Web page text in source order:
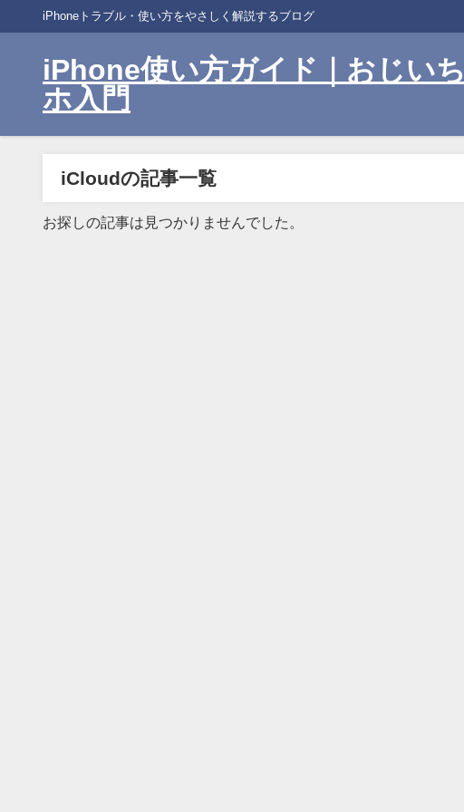
iPhoneトラブル・使い方をやさしく解説するブログ
iPhone使い方ガイド｜おじい
ホ入門
iCloudの記事一覧
お探しの記事は見つかりませんでした。